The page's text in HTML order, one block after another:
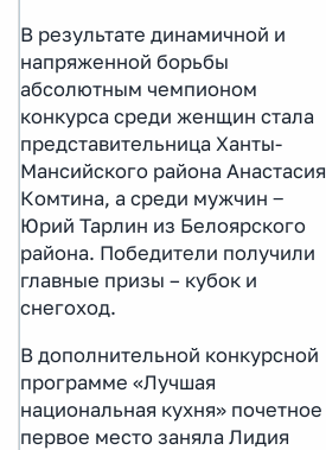
В результате динамичной и
напряженной борьбы
абсолютным чемпионом
конкурса среди женщин стала
представительница Ханты-
Мансийского района Анастасия
Комтина, а среди мужчин ‒
Юрий Тарлин из Белоярского
района. Победители получили
главные призы – кубок и
снегоход.
В дополнительной конкурсной
программе «Лучшая
национальная кухня» почетное
первое место заняла Лидия